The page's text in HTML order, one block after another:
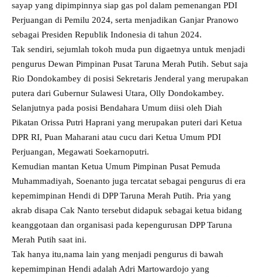
sayap yang dipimpinnya siap gas pol dalam pemenangan PDI
Perjuangan di Pemilu 2024, serta menjadikan Ganjar Pranowo
sebagai Presiden Republik Indonesia di tahun 2024.
Tak sendiri, sejumlah tokoh muda pun digaetnya untuk menjadi
pengurus Dewan Pimpinan Pusat Taruna Merah Putih. Sebut saja
Rio Dondokambey di posisi Sekretaris Jenderal yang merupakan
putera dari Gubernur Sulawesi Utara, Olly Dondokambey.
Selanjutnya pada posisi Bendahara Umum diisi oleh Diah
Pikatan Orissa Putri Haprani yang merupakan puteri dari Ketua
DPR RI, Puan Maharani atau cucu dari Ketua Umum PDI
Perjuangan, Megawati Soekarnoputri.
Kemudian mantan Ketua Umum Pimpinan Pusat Pemuda
Muhammadiyah, Soenanto juga tercatat sebagai pengurus di era
kepemimpinan Hendi di DPP Taruna Merah Putih. Pria yang
akrab disapa Cak Nanto tersebut didapuk sebagai ketua bidang
keanggotaan dan organisasi pada kepengurusan DPP Taruna
Merah Putih saat ini.
Tak hanya itu,nama lain yang menjadi pengurus di bawah
kepemimpinan Hendi adalah Adri Martowardojo yang